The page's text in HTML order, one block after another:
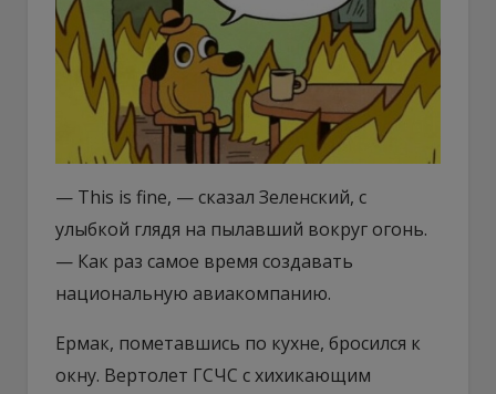
— This is fine, — сказал Зеленский, с
улыбкой глядя на пылавший вокруг огонь.
— Как раз самое время создавать
национальную авиакомпанию.
Ермак, пометавшись по кухне, бросился к
окну. Вертолет ГСЧС с хихикающим